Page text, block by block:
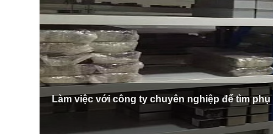
Làm việc với công ty chuyên nghiệp để tìm